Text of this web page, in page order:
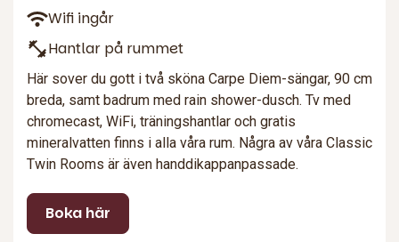
Wifi ingår
Hantlar på rummet
Här sover du gott i två sköna Carpe Diem-sängar, 90 cm
breda, samt badrum med rain shower-dusch. Tv med
chromecast, WiFi, träningshantlar och gratis
mineralvatten finns i alla våra rum. Några av våra Classic
Twin Rooms är även handdikappanpassade.
Boka här